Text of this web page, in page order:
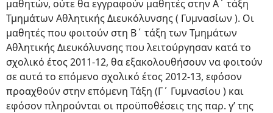
μαθητών, ούτε θα εγγραφούν μαθητές στην Α΄ τάξη
Τμημάτων Αθλητικής Διευκόλυνσης ( Γυμνασίων ). Οι
μαθητές που φοιτούν στη Β΄ τάξη των Τμημάτων
Αθλητικής Διευκόλυνσης που λειτούργησαν κατά το
σχολικό έτος 2011-12, θα εξακολουθήσουν να φοιτούν
σε αυτά το επόμενο σχολικό έτος 2012-13, εφόσον
προαχθούν στην επόμενη Τάξη (Γ΄ Γυμνασίου ) και
εφόσον πληρούνται οι προϋποθέσεις της παρ. γ’ της